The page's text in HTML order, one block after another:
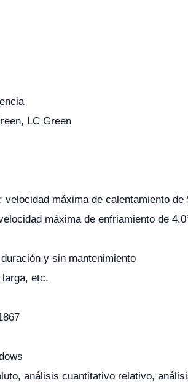
LC Green
máxima de calentamiento
máxima de enfriamiento de
y sin mantenimiento
etc.
análisis cuantitativo relativo,